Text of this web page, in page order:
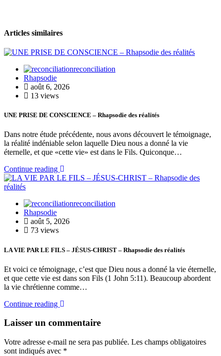
Articles similaires
reconciliation
Rhapsodie
août 6, 2026
13 views
UNE PRISE DE CONSCIENCE – Rhapsodie des réalités
Dans notre étude précédente, nous avons découvert le témoignage,
la réalité indéniable selon laquelle Dieu nous a donné la vie
éternelle, et que «cette vie» est dans le Fils. Quiconque…
Continue reading
reconciliation
Rhapsodie
août 5, 2026
73 views
LA VIE PAR LE FILS – JÉSUS-CHRIST – Rhapsodie des réalités
Et voici ce témoignage, c’est que Dieu nous a donné la vie éternelle,
et que cette vie est dans son Fils (1 John 5:11). Beaucoup abordent
la vie chrétienne comme…
Continue reading
Laisser un commentaire
Votre adresse e-mail ne sera pas publiée. Les champs obligatoires
sont indiqués avec *